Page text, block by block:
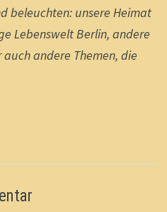
beleuchten: unsere Heimat
Lebenswelt Berlin, andere
andere Themen, die